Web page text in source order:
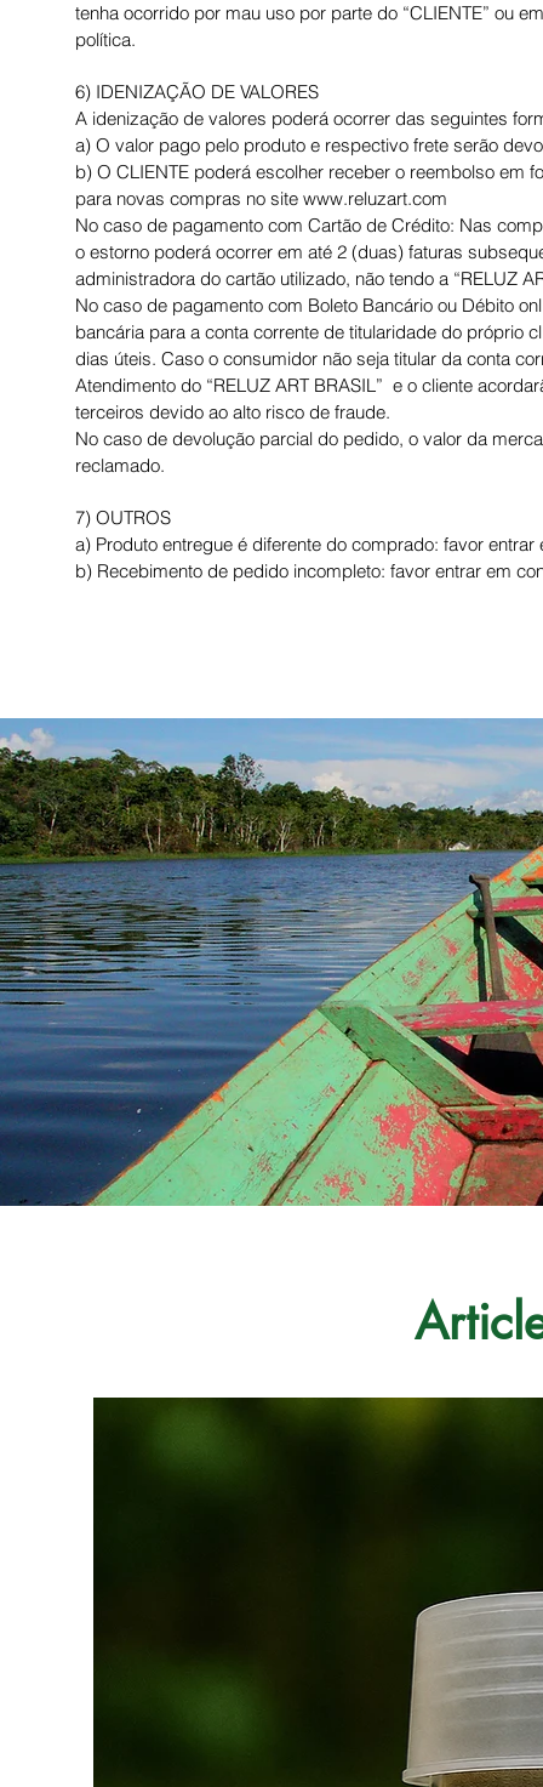
tenha ocorrido por mau uso por parte do “CLIENTE” ou
política.
6) IDENIZAÇÃO DE VALORES
A idenização de valores poderá ocorrer das seguintes
a) O valor pago pelo produto e respectivo frete serão
b) O CLIENTE poderá escolher receber o reembolso em
para novas compras no site www.reluzart.com
No caso de pagamento com Cartão de Crédito: Nas
o estorno poderá ocorrer em até 2 (duas) faturas
administradora do cartão utilizado, não tendo a “RELUZ
No caso de pagamento com Boleto Bancário ou Débito
bancária para a conta corrente de titularidade do próprio
dias úteis. Caso o consumidor não seja titular da conta
Atendimento do “RELUZ ART BRASIL” e o cliente
terceiros devido ao alto risco de fraude.
No caso de devolução parcial do pedido, o valor da
reclamado.
7) OUTROS
a) Produto entregue é diferente do comprado: favor
b) Recebimento de pedido incompleto: favor entrar em